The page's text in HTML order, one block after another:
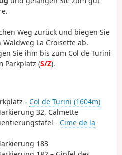
Weg zurück und biegen Sie
La Croisette ab.
Sie ihm bis zum Col de Turini
Parkplatz (S/Z).
- Col de Turini (1604m)
32, Calmette
- Cime de la
183